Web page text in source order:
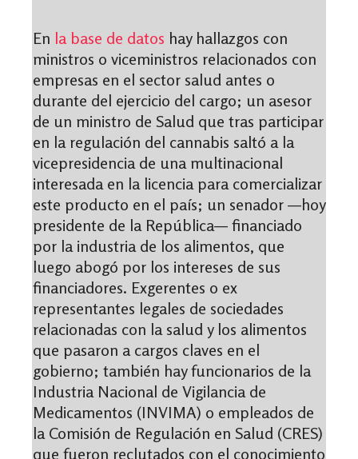
En la base de datos hay hallazgos con
ministros o viceministros relacionados con
empresas en el sector salud antes o
durante del ejercicio del cargo; un asesor
de un ministro de Salud que tras participar
en la regulación del cannabis saltó a la
vicepresidencia de una multinacional
interesada en la licencia para comercializar
este producto en el país; un senador —hoy
presidente de la República— financiado
por la industria de los alimentos, que
luego abogó por los intereses de sus
financiadores. Exgerentes o ex
representantes legales de sociedades
relacionadas con la salud y los alimentos
que pasaron a cargos claves en el
gobierno; también hay funcionarios de la
Industria Nacional de Vigilancia de
Medicamentos (INVIMA) o empleados de
la Comisión de Regulación en Salud (CRES)
que fueron reclutados con el conocimiento